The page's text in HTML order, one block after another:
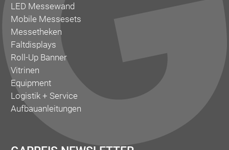
LED Messewand
Mobile Messesets
Messetheken
Faltdisplays
Roll-Up Banner
Vitrinen
Equipment
Logistik + Service
Aufbauanleitungen